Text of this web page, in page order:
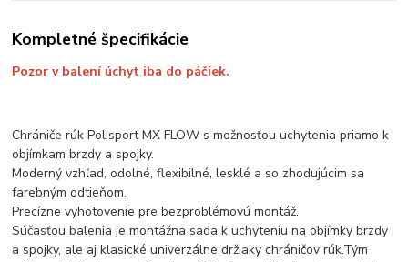
Kompletné špecifikácie
Pozor v balení úchyt iba do páčiek.
Chrániče rúk Polisport MX FLOW s možnosťou uchytenia priamo k
objímkam brzdy a spojky.
Moderný vzhľad, odolné, flexibilné, lesklé a so zhodujúcim sa
farebným odtieňom.
Precízne vyhotovenie pre bezproblémovú montáž.
Súčasťou balenia je montážna sada k uchyteniu na objímky brzdy
a spojky, ale aj klasické univerzálne držiaky chráničov rúk.Tým